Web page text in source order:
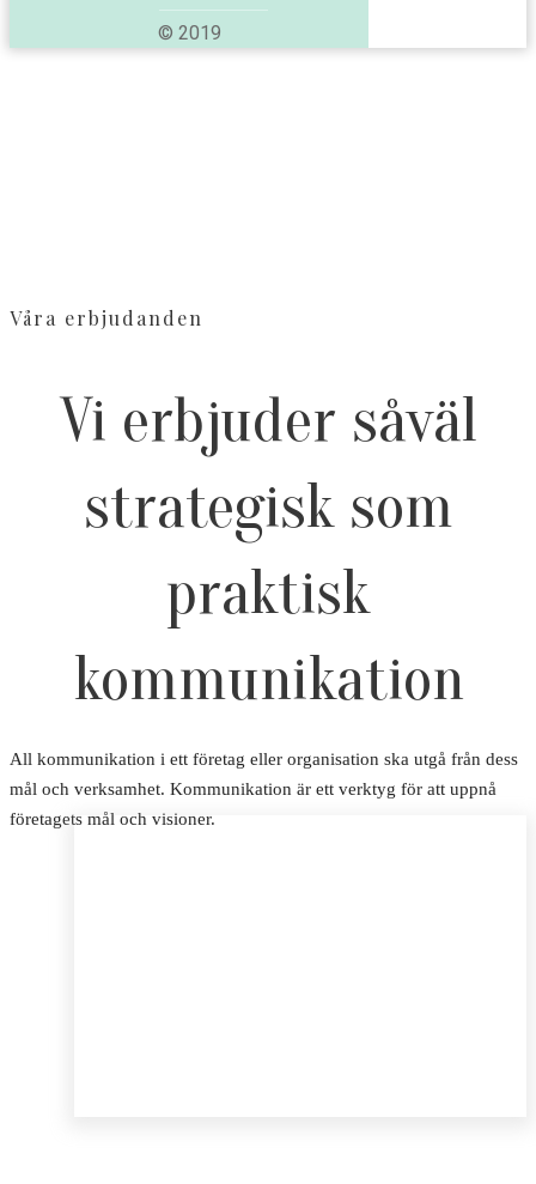
© 2019
Våra erbjudanden
Vi erbjuder såväl
strategisk som
praktisk
kommunikation
All kommunikation i ett företag eller organisation ska utgå från dess
mål och verksamhet. Kommunikation är ett verktyg för att uppnå
företagets mål och visioner.